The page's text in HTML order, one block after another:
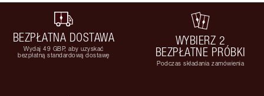
BEZPŁATNA DOSTAWA
Wydaj 49 GBP, aby uzyskać
bezpłatną standardową dostawę
WYBIERZ 2
BEZPŁATNE PRÓBKI
Podczas składania zamówienia